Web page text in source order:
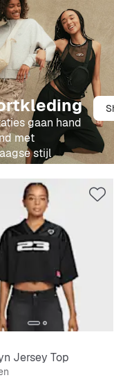
gaan hand
met
stijl
Jersey Top